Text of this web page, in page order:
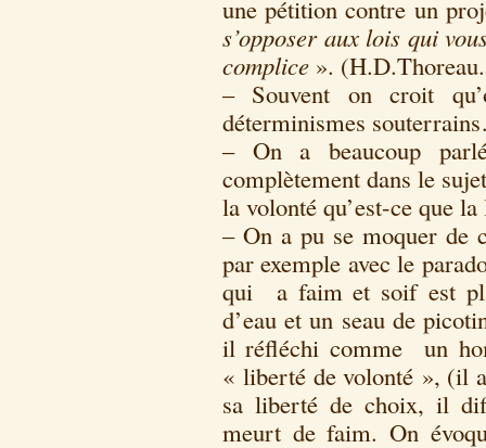
une pétition contre un
s’opposer aux lois qui
complice ».
– Souvent on croit
déterminismes
– On a beaucoup
complètement dans le
la volonté qu’est-ce que
– On a pu se moquer de
par exemple avec le
qui a faim et soif est
d’eau et un seau de
il réfléchi comme un
« liberté de volonté », (il
sa liberté de choix, il
meurt de faim. On